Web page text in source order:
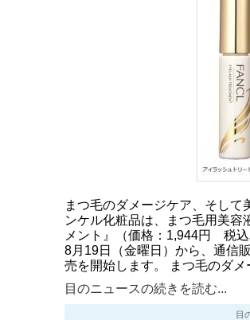
まつ毛のダメージケア、そして
ンケル化粧品は、まつ毛用美容
メント』（価格：1,944円 税
8月19日（金曜日）から、通信
売を開始します。 まつ毛のダ
目のニュースの続きを読む...
目